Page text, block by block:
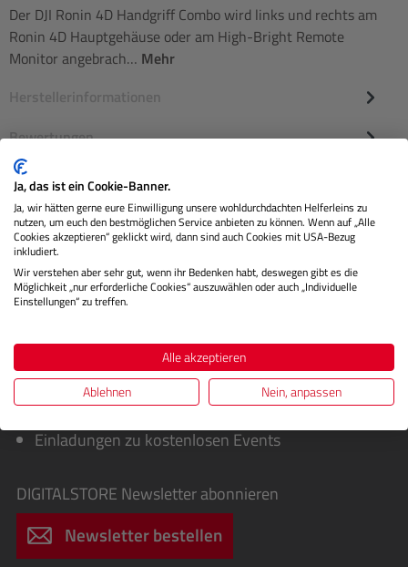
Der DJI Ronin 4D Handgriff Combo wird links und rechts am
Ronin 4D Hauptgehäuse oder am High-Bright Remote
Monitor angebrach… Mehr
Herstellerinformationen
Bewertungen
Sie erhalten von uns:
Exklusive Sonderaktionen, Cashbacks &
Sofortrabatte
Infos über spannende Fotografie-Workshops für
Einladungen zu kostenlosen Events
DIGITALSTORE Newsletter abonnieren
Newsletter bestellen
Ja, das ist ein Cookie-Banner.
Ja, wir hätten gerne eure Einwilligung unsere wohldurchdachten Helferleins zu
nutzen, um euch den bestmöglichen Service anbieten zu können. Wenn auf „Alle
Cookies akzeptieren“ geklickt wird, dann sind auch Cookies mit USA-Bezug
inkludiert.
Wir verstehen aber sehr gut, wenn ihr Bedenken habt, deswegen gibt es die
Möglichkeit „nur erforderliche Cookies“ auszuwählen oder auch „Individuelle
Einstellungen“ zu treffen.
Alle akzeptieren
Ablehnen
Nein, anpassen